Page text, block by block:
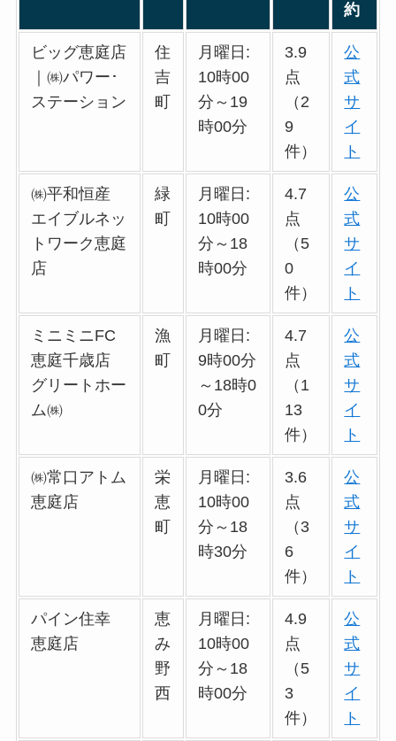
約
ビッグ恵庭店
｜㈱パワー･
ステーション
住
吉
町
月曜日:
10時00
分～19
時00分
3.9
点
（2
9
件）
公
式
サ
イ
ト
㈱平和恒産
エイブルネッ
トワーク恵庭
店
緑
町
月曜日:
10時00
分～18
時00分
4.7
点
（5
0
件）
公
式
サ
イ
ト
ミニミニFC
恵庭千歳店
グリートホー
ム㈱
漁
町
月曜日:
9時00分
～18時0
0分
4.7
点
（1
13
件）
公
式
サ
イ
ト
㈱常口アトム
恵庭店
栄
恵
町
月曜日:
10時00
分～18
時30分
3.6
点
（3
6
件）
公
式
サ
イ
ト
パイン住幸
恵庭店
恵
み
野
西
月曜日:
10時00
分～18
時00分
4.9
点
（5
3
件）
公
式
サ
イ
ト